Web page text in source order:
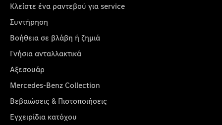
Κλείστε ένα ραντεβού για service
Συντήρηση
Βοήθεια σε βλάβη ή ζημιά
Γνήσια ανταλλακτικά
Αξεσουάρ
Mercedes-Benz Collection
Βεβαιώσεις & Πιστοποιήσεις
Εγχειρίδια κατόχου